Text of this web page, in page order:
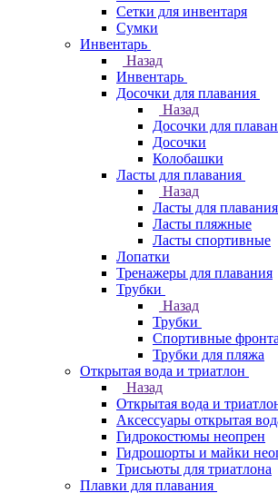
Сетки для инвентаря
Сумки
Инвентарь
Назад
Инвентарь
Досочки для плавания
Назад
Досочки для
Досочки
Колобашки
Ласты для плавания
Назад
Ласты для плавания
Ласты пляжные
Ласты спортивные
Лопатки
Тренажеры для плавания
Трубки
Назад
Трубки
Спортивные
Трубки для пляжа
Открытая вода и триатлон
Назад
Открытая вода и
Аксессуары открытая
Гидрокостюмы неопрен
Гидрошорты и майки
Трисьюты для триатлона
Плавки для плавания